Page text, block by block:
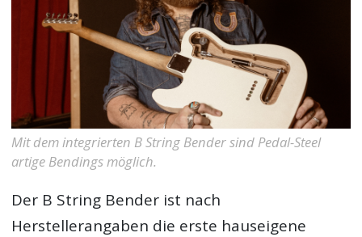
Mit dem integrierten B String Bender sind Pedal-Steel
artige Bendings möglich.
Der B String Bender ist nach
Herstellerangaben die erste hauseigene